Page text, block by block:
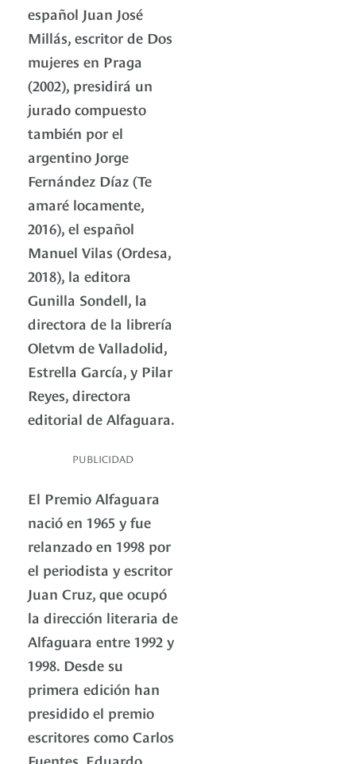
español Juan José
Millás, escritor de Dos
mujeres en Praga
(2002), presidirá un
jurado compuesto
también por el
argentino Jorge
Fernández Díaz (Te
amaré locamente,
2016), el español
Manuel Vilas (Ordesa,
2018), la editora
Gunilla Sondell, la
directora de la librería
Oletvm de Valladolid,
Estrella García, y Pilar
Reyes, directora
editorial de Alfaguara.
PUBLICIDAD
El Premio Alfaguara
nació en 1965 y fue
relanzado en 1998 por
el periodista y escritor
Juan Cruz, que ocupó
la dirección literaria de
Alfaguara entre 1992 y
1998. Desde su
primera edición han
presidido el premio
escritores como Carlos
Fuentes, Eduardo